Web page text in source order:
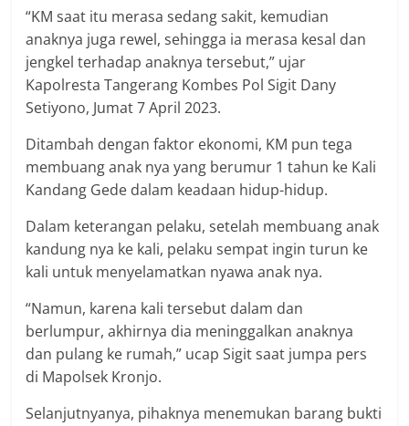
“KM saat itu merasa sedang sakit, kemudian
anaknya juga rewel, sehingga ia merasa kesal dan
jengkel terhadap anaknya tersebut,” ujar
Kapolresta Tangerang Kombes Pol Sigit Dany
Setiyono, Jumat 7 April 2023.
Ditambah dengan faktor ekonomi, KM pun tega
membuang anak nya yang berumur 1 tahun ke Kali
Kandang Gede dalam keadaan hidup-hidup.
Dalam keterangan pelaku, setelah membuang anak
kandung nya ke kali, pelaku sempat ingin turun ke
kali untuk menyelamatkan nyawa anak nya.
“Namun, karena kali tersebut dalam dan
berlumpur, akhirnya dia meninggalkan anaknya
dan pulang ke rumah,” ucap Sigit saat jumpa pers
di Mapolsek Kronjo.
Selanjutnyanya, pihaknya menemukan barang bukti